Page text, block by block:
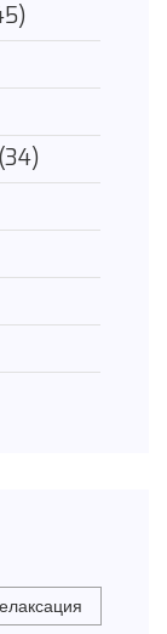
(34)